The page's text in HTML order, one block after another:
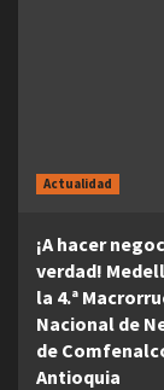
Actualidad
¡A hacer
verdad!
la 4.ª
Nacional de
de
Antioquia